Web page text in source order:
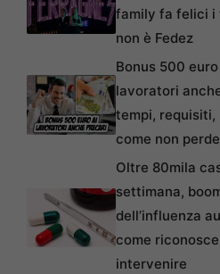
family fa felici i
non è Fedez
Bonus 500
lavoratori
tempi, requisiti,
come non
Oltre 80mila
settimana,
dell’influenza
come
intervenire